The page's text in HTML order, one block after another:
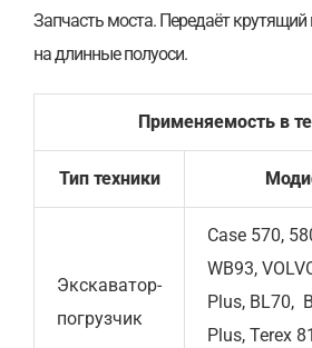
Запчасть моста. Передаёт
на длинные полуоси.
Применяемость в
Тип техники
Экскаватор-
погрузчик
Case 570,
WB93,
Plus, BL70,
Plus, Terex